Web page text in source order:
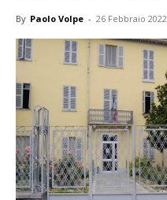
By Paolo Volpe - 26 Febbraio 2022